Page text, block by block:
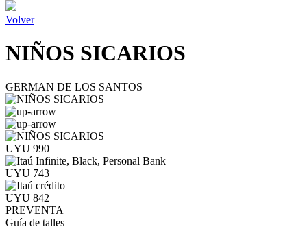
Volver
NIÑOS SICARIOS
GERMAN DE LOS SANTOS
UYU 990
UYU 743
UYU 842
PREVENTA
Guía de talles